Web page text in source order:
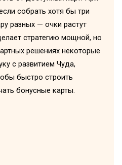
собрать хотя бы три
разных — очки растут
стратегию мощной, но
решениях некоторые
с развитием Чуда,
быстро строить
бонусные карты.